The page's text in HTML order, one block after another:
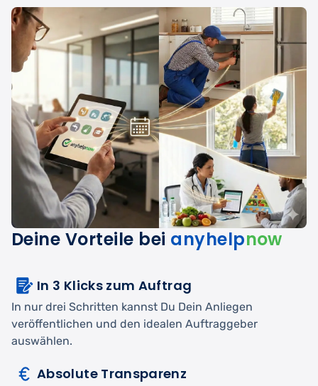
Deine Vorteile bei anyhelpnow
In 3 Klicks zum Auftrag
In nur drei Schritten kannst Du Dein Anliegen
veröffentlichen und den idealen Auftraggeber
auswählen.
Absolute Transparenz